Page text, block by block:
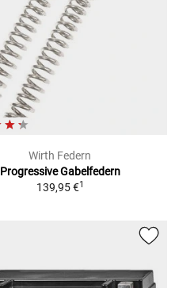
Wirth Federn
Progressive Gabelfedern
139,95 €1